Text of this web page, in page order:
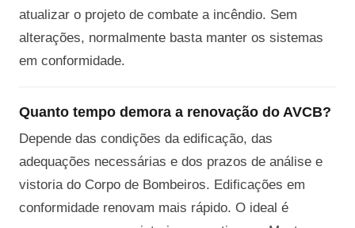
atualizar o projeto de combate a incêndio. Sem
alterações, normalmente basta manter os sistemas
em conformidade.
Quanto tempo demora a renovação do AVCB?
Depende das condições da edificação, das
adequações necessárias e dos prazos de análise e
vistoria do Corpo de Bombeiros. Edificações em
conformidade renovam mais rápido. O ideal é